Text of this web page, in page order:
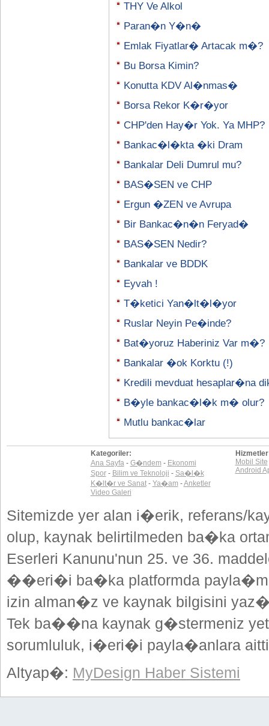
THY Ve Alkol
Paran�n Y�n�
Emlak Fiyatlar� Artacak m�?
Bu Borsa Kimin?
Konutta KDV Al�nmas�
Borsa Rekor K�r�yor
CHP'den Hay�r Yok. Ya MHP?
Bankac�l�kta �ki Dram
Bankalar Deli Dumrul mu?
BAS�SEN ve CHP
Ergun �ZEN ve Avrupa
Bir Bankac�n�n Feryad�
BAS�SEN Nedir?
Bankalar ve BDDK
Eyvah !
T�ketici Yan�lt�l�yor
Ruslar Neyin Pe�inde?
Bat�yoruz Haberiniz Var m�?
Bankalar �ok Korktu (!)
Kredili mevduat hesaplar�na
B�yle bankac�l�k m� olur?
Mutlu bankac�lar
Kategoriler:
Ana Sayfa- G�ndem - Ekonomi
Spor- Bilim ve Teknoloji - Sa�l�k
K�lt�r ve Sanat- Ya�am -Anketler
Video Galeri
Mobil Site
Android
Sitemizde yer alan i�erik, referans/
olup, kaynak belirtilmeden ba�ka
Eserleri Kanunu'nun 25. ve 36.
��eri�i ba�ka platformda
izin alman�z ve kaynak bilgisini
Tek ba��na kaynak g�stermeniz
sorumluluk, i�eri�i payla�anlara
Altyap�: MyDesign Haber Sistemi